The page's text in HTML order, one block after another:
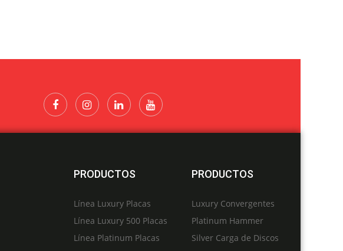
PRODUCTOS
Línea Luxury Placas
Línea Luxury 500 Placas
Línea Platinum Placas
PRODUCTOS
Luxury Convergentes
Platinum Hammer
Silver Carga de Discos